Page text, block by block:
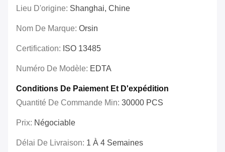
Lieu D'origine: Shanghai, Chine
Nom De Marque: Orsin
Certification: ISO 13485
Numéro De Modèle: EDTA
Conditions De Paiement Et D'expédition
Quantité De Commande Min: 30000 PCS
Prix: Négociable
Délai De Livraison: 1 À 4 Semaines